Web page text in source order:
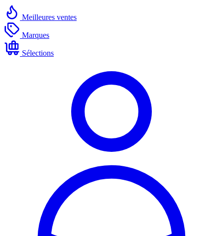
Meilleures ventes
Marques
Sélections